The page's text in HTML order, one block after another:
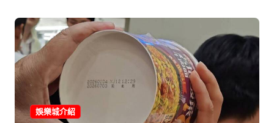
娛樂城介紹